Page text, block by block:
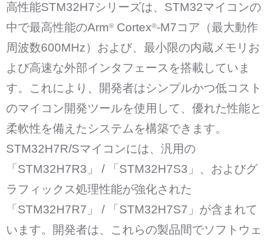
高性能STM32H7シリーズは、STM32マイコンの
中で最高性能のArm® Cortex®-M7コア（最大動作
周波数600MHz）および、最小限の内蔵メモリお
よび高速な外部インタフェースを搭載していま
す。これにより、開発者はシンプルかつ低コスト
のマイコン開発ツールを使用して、優れた性能と
柔軟性を備えたシステムを構築できます。
STM32H7R/Sマイコンには、汎用の
「STM32H7R3」 / 「STM32H7S3」、およびグ
ラフィックス処理性能が強化された
「STM32H7R7」 / 「STM32H7S7」が含まれて
います。開発者は、これらの製品間でソフトウェ